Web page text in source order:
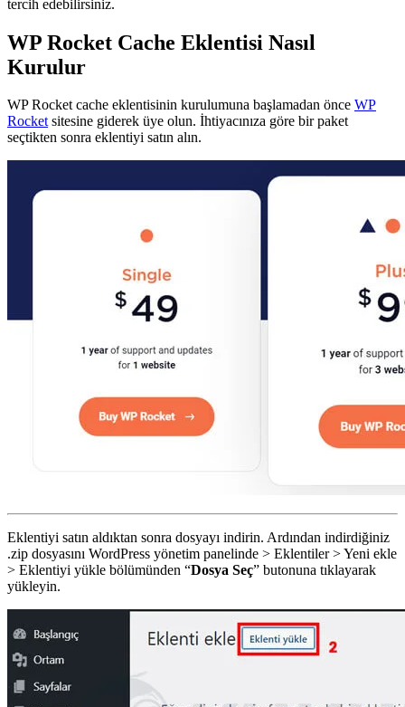
tercih edebilirsiniz.
WP Rocket Cache Eklentisi Nasıl
Kurulur
WP Rocket cache eklentisinin kurulumuna başlamadan önce WP
Rocketsitesine giderek üye olun. İhtiyacınıza göre bir paket
seçtikten sonra eklentiyi satın alın.
Eklentiyi satın aldıktan sonra dosyayı indirin. Ardından indirdiğiniz
.zip dosyasını WordPress yönetim panelinde > Eklentiler > Yeni ekle
> Eklentiyi yükle bölümünden “Dosya Seç” butonuna tıklayarak
yükleyin.